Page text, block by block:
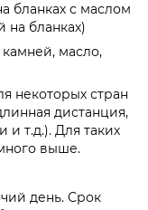
бланках с маслом
бланках)
камней, масло,
некоторых стран
дистанция,
и т.д.). Для таких
выше.
день. Срок